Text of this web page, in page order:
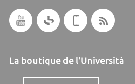
La boutique de l'Università